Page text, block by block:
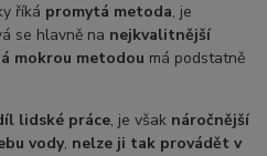
říká promytá metoda, je
se hlavně na nejkvalitnější
mokrou metodou má podstatně
lidské práce, je však náročnější
vody, nelze ji tak provádět v